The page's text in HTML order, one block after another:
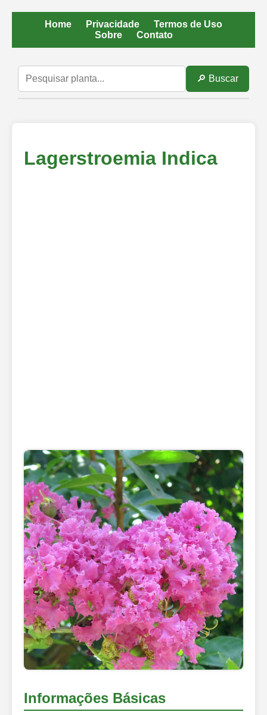
Home Privacidade
Termos de Uso
Sobre
Contato
🔎 Buscar
Lagerstroemia Indica
Informações Básicas